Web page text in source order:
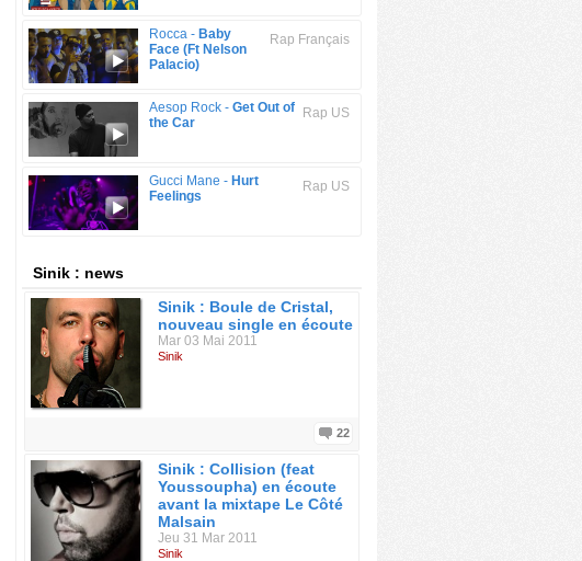
Rap Français
Rocca - Baby
Face (Ft Nelson
Palacio)
Rap US
Aesop Rock - Get Out of
the Car
Rap US
Gucci Mane - Hurt
Feelings
Sinik : news
Sinik : Boule de Cristal,
nouveau single en écoute
Mar 03 Mai 2011
Sinik
22
Sinik : Collision (feat
Youssoupha) en écoute
avant la mixtape Le Côté
Malsain
Jeu 31 Mar 2011
Sinik